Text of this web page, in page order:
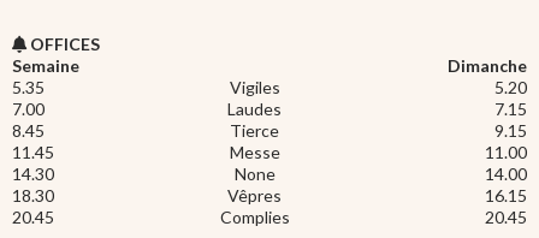
OFFICES
Semaine
Dimanche
5.35
Vigiles
5.20
7.00
Laudes
7.15
8.45
Tierce
9.15
11.45
Messe
11.00
14.30
None
14.00
18.30
Vêpres
16.15
20.45
Complies 20.45